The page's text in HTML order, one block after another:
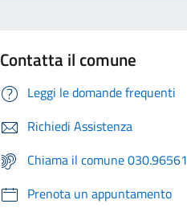
Contatta il comune
Leggi le domande frequenti
Richiedi Assistenza
Chiama il comune 030.96561
Prenota un appuntamento